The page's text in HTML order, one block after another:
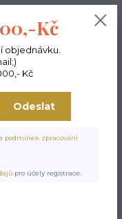
0,00 Kč
4 CAPRIS malina
CAPRIS
Kč
objednávku.
Kč
Odeslat
podmínek zpracování
pro účely registrace.